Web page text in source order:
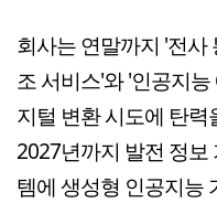
회사는 연말까지 '전사
조 서비스'와 '인공지
지털 변환 시도에 탄
2027년까지 발전 정보
템에 생성형 인공지능